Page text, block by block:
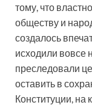
тому, что
обществу и
создалось
исходили вовсе
преследовали
оставить в
Конституции, на